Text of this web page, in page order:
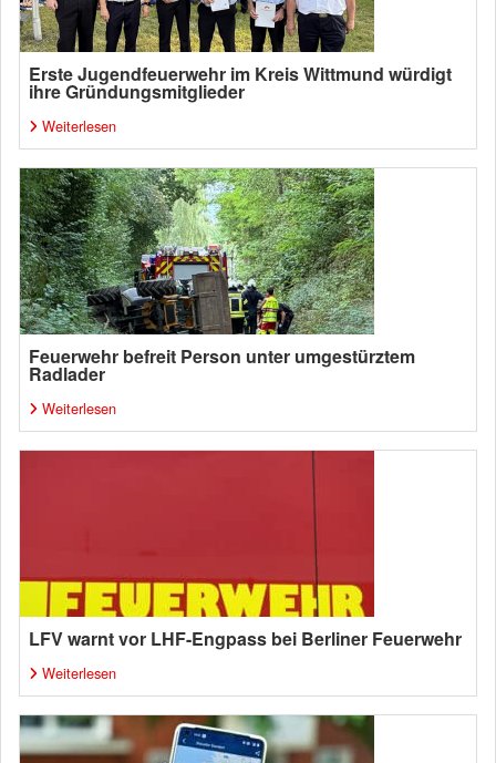
Erste Jugendfeuerwehr im Kreis Wittmund würdigt
ihre Gründungsmitglieder
Weiterlesen
Feuerwehr befreit Person unter umgestürztem
Radlader
Weiterlesen
LFV warnt vor LHF-Engpass bei Berliner Feuerwehr
Weiterlesen